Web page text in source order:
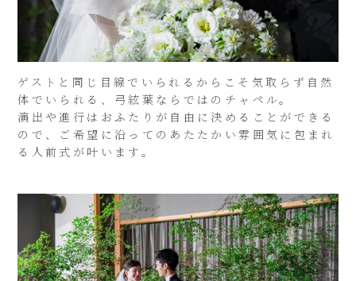
ゲストと同じ目線でいられるからこそ気取らず自然
体でいられる、弓絃葉ならではのチャペル。
演出や進行はおふたりが自由に決めることができる
ので、ご希望に沿ってのあたたかい雰囲気に包まれ
る人前式が叶います。